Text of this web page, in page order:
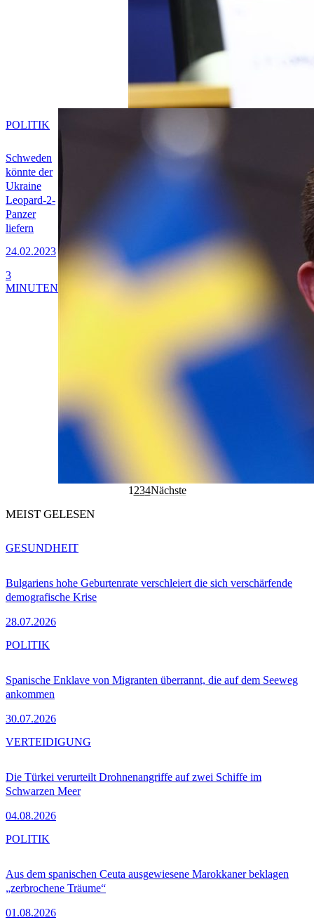
Schweden
könnte der
Ukraine
Leopard-2-
Panzer
liefern
24.02.2023
POLITIK
3
MINUTEN
1 234Nächste
MEIST GELESEN
Bulgariens hohe Geburtenrate verschleiert die sich verschärfende
demografische Krise
28.07.2026
GESUNDHEIT
Spanische Enklave von Migranten überrannt, die auf dem Seeweg
ankommen
30.07.2026
POLITIK
Die Türkei verurteilt Drohnenangriffe auf zwei Schiffe im
Schwarzen Meer
04.08.2026
VERTEIDIGUNG
Aus dem spanischen Ceuta ausgewiesene Marokkaner beklagen
„zerbrochene Träume“
01.08.2026
POLITIK